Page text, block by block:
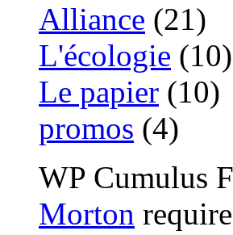
Alliance (21)
L'écologie (10)
Le papier (10)
promos (4)
WP Cumulus
Morton